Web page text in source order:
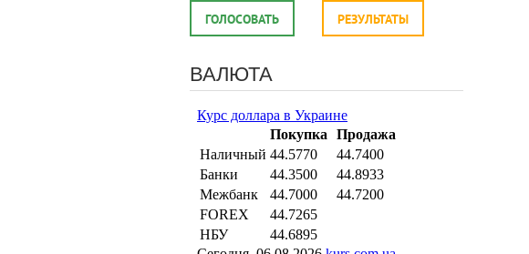
ГОЛОСОВАТЬ РЕЗУЛЬТАТЫ
ВАЛЮТА